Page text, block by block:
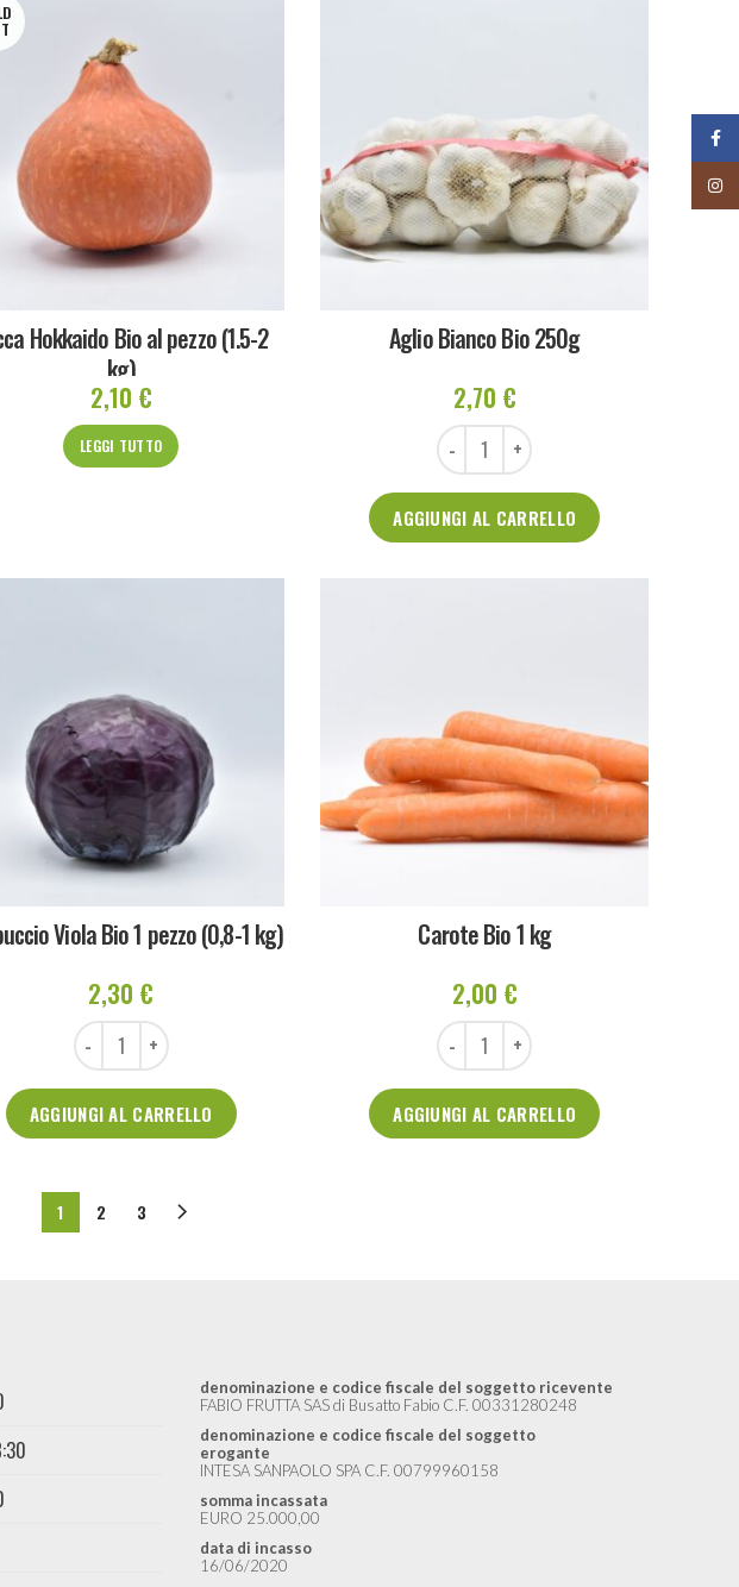
Hokkaido Bio al pezzo (1.5-2
kg)
2,10 €
LEGGI TUTTO
Aglio Bianco Bio 250g
2,70 €
Aglio Bianco Bio 250g quantità
AGGIUNGI AL CARRELLO
Viola Bio 1 pezzo (0,8-1 kg)
2,30 €
Cappuccio Viola Bio 1 pezzo (0,8-1 kg) quantità
AGGIUNGI AL CARRELLO
Carote Bio 1 kg
2,00 €
Carote Bio 1 kg quantità
AGGIUNGI AL CARRELLO
1 2 3
denominazione e codice fiscale del soggetto ricevente
FABIO FRUTTA SAS di Busatto Fabio C.F. 00331280248
denominazione e codice fiscale del soggetto
erogante
INTESA SANPAOLO SPA C.F. 00799960158
somma incassata
EURO 25.000,00
data di incasso
16/06/2020